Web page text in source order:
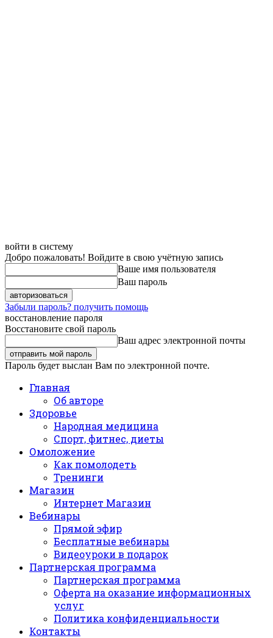
войти в систему
Добро пожаловать! Войдите в свою учётную запись
Ваше имя пользователя
Ваш пароль
Забыли пароль? получить помощь
восстановление пароля
Восстановите свой пароль
Ваш адрес электронной почты
Пароль будет выслан Вам по электронной почте.
Главная
Об авторе
Здоровье
Народная медицина
Спорт, фитнес, диеты
Омоложение
Как помолодеть
Тренинги
Магазин
Интернет Магазин
Вебинары
Прямой эфир
Бесплатные вебинары
Видеоуроки в подарок
Партнерская программа
Партнерская программа
Оферта на оказание информационных
услуг
Политика конфиденциальности
Контакты